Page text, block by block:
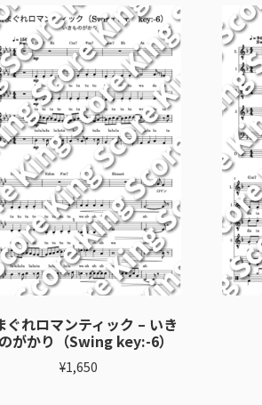
ぐれロマンティック – いき
がかり（Swing key:-6）
¥1,650